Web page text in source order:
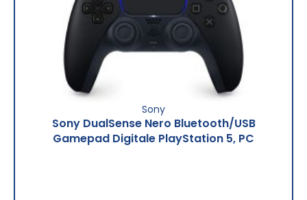
Sony
Sony DualSense Nero Bluetooth/USB
Gamepad Digitale PlayStation 5, PC